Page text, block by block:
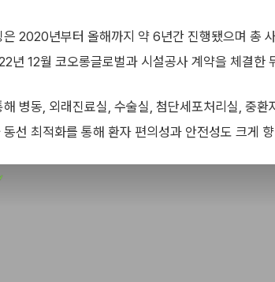
은 2020년부터 올해까지 약 6년간 진행됐으며 총
년 12월 코오롱글로벌과 시설공사 계약을 체결
해 병동, 외래진료실, 수술실, 첨단세포처리실, 중
동선 최적화를 통해 환자 편의성과 안전성도 크게